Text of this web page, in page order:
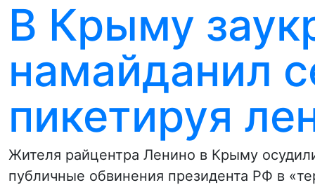
В Крыму
намайданил
пикетируя
Жителя райцентра Ленино в Крыму
публичные обвинения президента РФ в